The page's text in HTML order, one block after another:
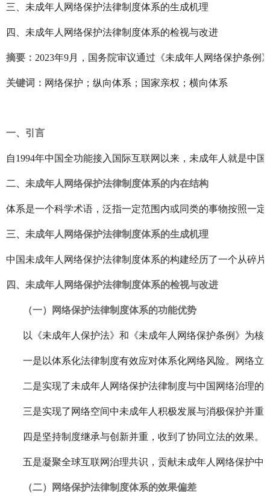
三、未成年人网络保护法律制度体系的生成机理
四、未成年人网络保护法律制度体系的检视与改进
摘要： 2023年9月，国务院审议通过《未成年人网络保护条
关键词： 网络保护；纵向体系；国家亲权；横向体系
一、引言
自1994年中国全功能接入国际互联网以来，未成年人就是中
二、未成年人网络保护法律制度体系的内在结构
体系是一个科学术语，泛指一定范围内或同类的事物按照一
三、未成年人网络保护法律制度体系的生成机理
中国未成年人网络保护法律制度体系的构建经历了一个从碎
四、未成年人网络保护法律制度体系的检视与改进
（一）网络保护法律制度体系的功能优势
以《未成年人保护法》和《未成年人网络保护条例》为
一是以体系化法律制度有效应对体系化网络风险。网络
二是实现了未成年人网络保护法律制度与中国网络治理
三是实现了网络空间中未成年人积极发展与消极保护并
四是坚持制度继承与创新并重，收到了协同立法的效果
五是凝聚全球互联网治理共识，贡献未成年人网络保护
（二）网络保护法律制度体系的效果偏差